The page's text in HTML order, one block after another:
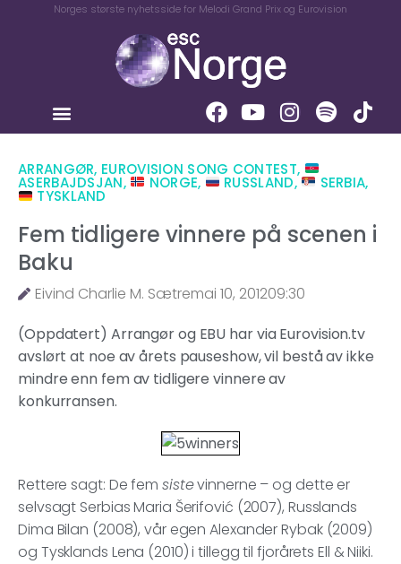
Norges største nyhetsside for Melodi Grand Prix og Eurovision
ARRANGØR, EUROVISION SONG CONTEST,
ASERBAJDSJAN, NORGE, RUSSLAND, SERBIA,
TYSKLAND
Fem tidligere vinnere på scenen i
Baku
Eivind Charlie M. Sætremai 10, 201209:30
(Oppdatert) Arrangør og EBU har via Eurovision.tv
avslørt at noe av årets pauseshow, vil bestå av ikke
mindre enn fem av tidligere vinnere av
konkurransen.
Rettere sagt: De fem sistevinnerne – og dette er
selvsagt Serbias Maria Šerifović (2007), Russlands
Dima Bilan (2008), vår egen Alexander Rybak (2009)
og Tysklands Lena (2010) i tillegg til fjorårets Ell & Niiki.